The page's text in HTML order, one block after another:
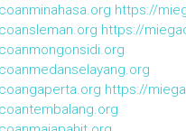
https://
https://
https://